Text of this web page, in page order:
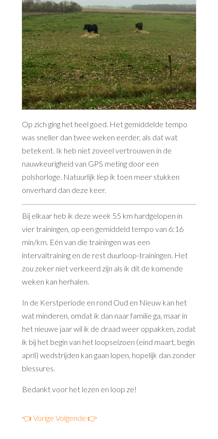
Op zich ging het heel goed. Het gemiddelde tempo
was sneller dan twee weken eerder, als dat wat
betekent. Ik heb niet zoveel vertrouwen in de
nauwkeurigheid van GPS meting door een
polshorloge. Natuurlijk liep ik toen meer stukken
onverhard dan deze keer.
Bij elkaar heb ik deze week 55 km hardgelopen in
vier trainingen, op een gemiddeld tempo van 6:16
min/km. Eén van die trainingen was een
intervaltraining en de rest duurloop-trainingen. Het
zou zeker niet verkeerd zijn als ik dit de komende
weken kan herhalen.
In de Kerstperiode en rond Oud en Nieuw kan het
wat minderen, omdat ik dan naar familie ga, maar in
het nieuwe jaar wil ik de draad weer oppakken, zodat
ik bij het begin van het loopseizoen (eind maart, begin
april) wedstrijden kan gaan lopen, hopelijk dan zonder
blessures.
Bedankt voor het lezen en loop ze!
👈 Vorige Volgende 👉